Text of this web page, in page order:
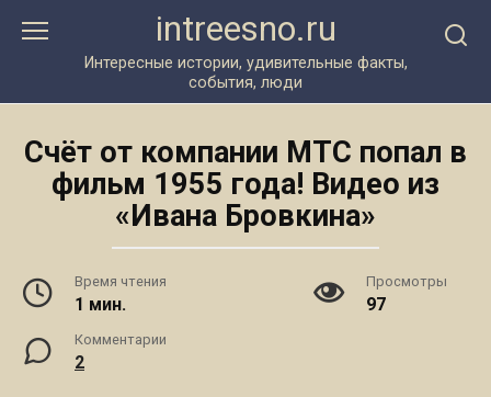
intreesno.ru
Интересные истории, удивительные факты,
события, люди
Счёт от компании МТС попал в
фильм 1955 года! Видео из
«Ивана Бровкина»
Время чтения
1 мин.
Просмотры
97
Комментарии
2